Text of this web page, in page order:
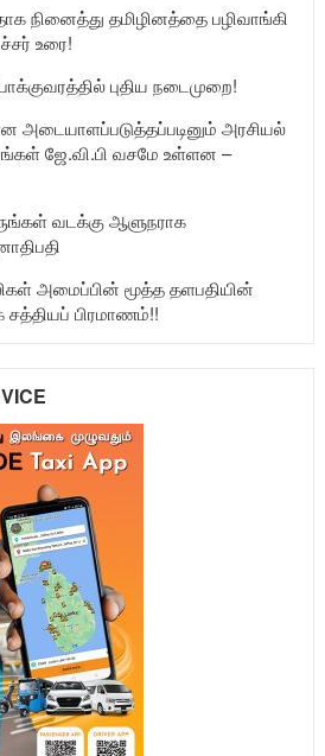
நினைத்து தமிழினத்தை பழிவாங்கி
உரை!
புதிய நடைமுறை!
அடையாளப்படுத்தப்படினும் அரசியல்
ஜே.வி.பி வசமே உள்ளன –
வடக்கு ஆளுநராக
அமைப்பின் மூத்த தளபதியின்
பிரமாணம்!!